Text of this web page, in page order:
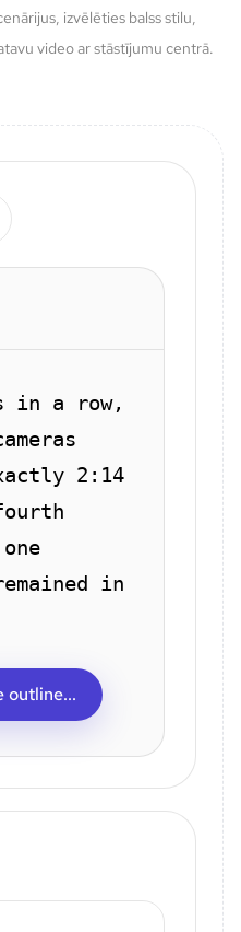
izvēlēties balss stilu,
video ar stāstījumu centrā.
in a row,
2:14
in
outline...